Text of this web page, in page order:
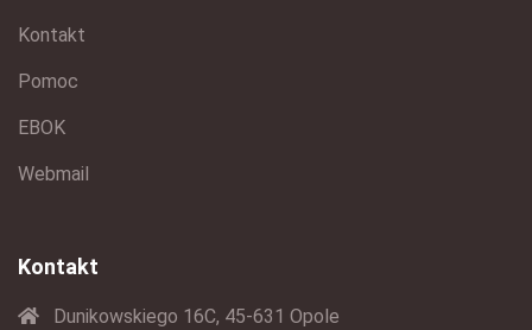
Kontakt
Pomoc
EBOK
Webmail
Kontakt
Dunikowskiego 16C, 45-631 Opole